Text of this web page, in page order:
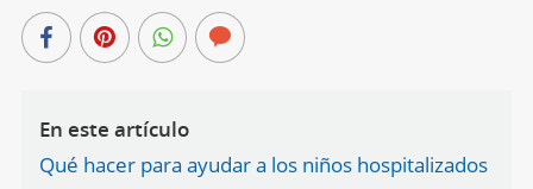
En este artículo
Qué hacer para ayudar a los niños hospitalizados